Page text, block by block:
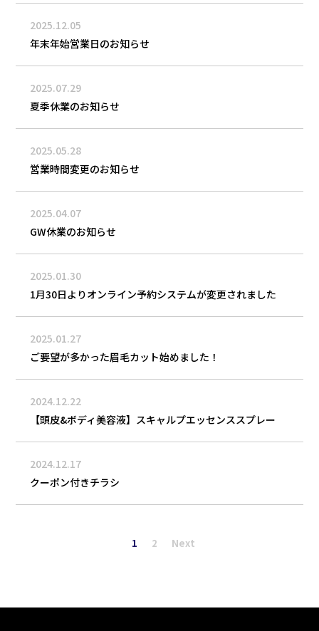
2025.12.05
年末年始営業日のお知らせ
2025.07.29
夏季休業のお知らせ
2025.05.28
営業時間変更のお知らせ
2025.04.07
GW休業のお知らせ
2025.01.30
1月30日よりオンライン予約システムが変更されました
2025.01.27
ご要望が多かった眉毛カット始めました！
2024.12.22
【頭皮&ボディ美容液】スキャルプエッセンススプレー
2024.12.17
クーポン付きチラシ
1 2 Next